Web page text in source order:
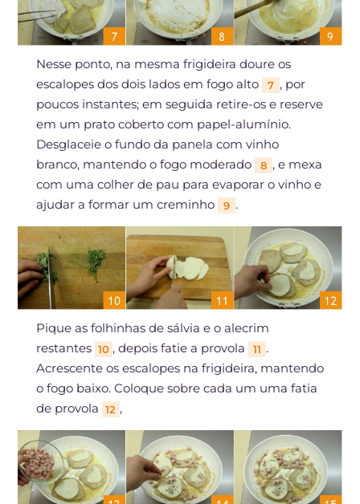
Nesse ponto, na mesma frigideira doure os
escalopes dos dois lados em fogo alto
7 , por
poucos instantes; em seguida retire-os e reserve
em um prato coberto com papel-alumínio.
Desglaceie o fundo da panela com vinho
branco, mantendo o fogo moderado
8 , e mexa
com uma colher de pau para evaporar o vinho e
ajudar a formar um creminho
9 .
Pique as folhinhas de sálvia e o alecrim
restantes 10 , depois fatie a provola 11 .
Acrescente os escalopes na frigideira, mantendo
o fogo baixo. Coloque sobre cada um uma fatia
de provola 12 ,